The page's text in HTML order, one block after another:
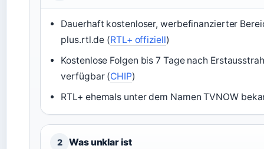
Dauerhaft kostenloser, werbefinanzierter
plus.rtl.de (RTL+ offiziell)
Kostenlose Folgen bis 7 Tage nach
verfügbar (CHIP)
RTL+ ehemals unter dem Namen TVNOW
2 Was unklar ist